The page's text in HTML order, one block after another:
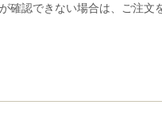
認できない場合は、ご注文